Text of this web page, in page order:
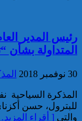
إجهاض محاولة
3.5 أطنان من مخدر
رئيس المدير
المتداولة
30 نوفمبر 2018
المذكرة السياحية
للبترول، حسن
والتي [ أقراء